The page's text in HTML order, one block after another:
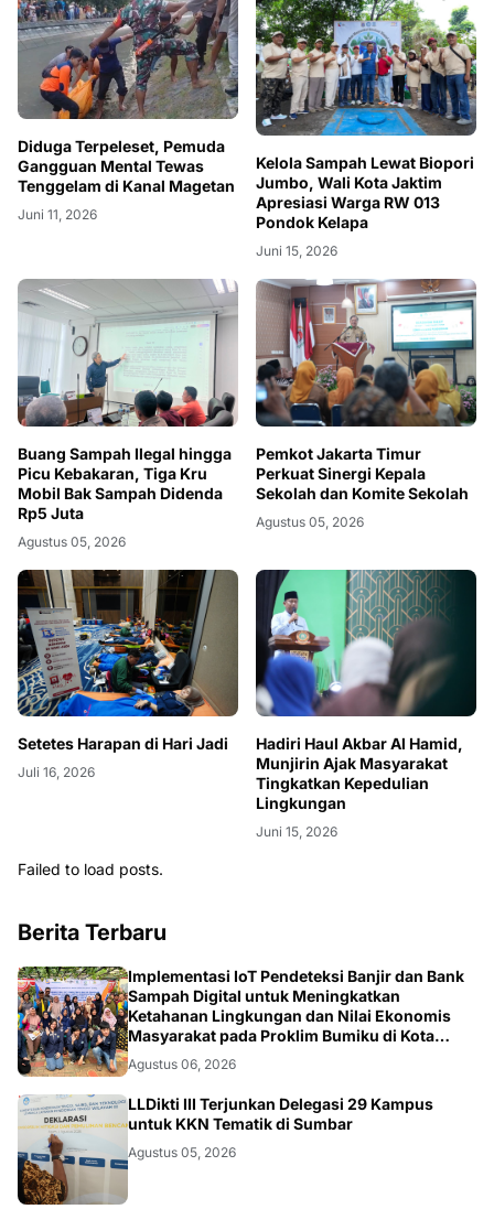
Diduga Terpeleset, Pemuda
Gangguan Mental Tewas
Tenggelam di Kanal Magetan
Juni 11, 2026
Kelola Sampah Lewat Biopori
Jumbo, Wali Kota Jaktim
Apresiasi Warga RW 013
Pondok Kelapa
Juni 15, 2026
Buang Sampah Ilegal hingga
Picu Kebakaran, Tiga Kru
Mobil Bak Sampah Didenda
Rp5 Juta
Agustus 05, 2026
Pemkot Jakarta Timur
Perkuat Sinergi Kepala
Sekolah dan Komite Sekolah
Agustus 05, 2026
Setetes Harapan di Hari Jadi
Juli 16, 2026
Hadiri Haul Akbar Al Hamid,
Munjirin Ajak Masyarakat
Tingkatkan Kepedulian
Lingkungan
Juni 15, 2026
Failed to load posts.
Berita Terbaru
DIKBUDRISTEK
Implementasi IoT Pendeteksi Banjir dan Bank
Sampah Digital untuk Meningkatkan
Ketahanan Lingkungan dan Nilai Ekonomis
Masyarakat pada Proklim Bumiku di Kota
Tangerang
Agustus 06, 2026
DIKBUDRISTEK
LLDikti III Terjunkan Delegasi 29 Kampus
untuk KKN Tematik di Sumbar
Agustus 05, 2026